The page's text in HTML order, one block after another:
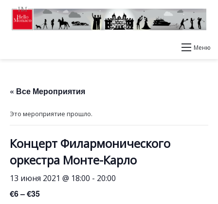
Меню
« Все Мероприятия
Это мероприятие прошло.
Концерт Филармонического
оркестра Монте-Карло
13 июня 2021 @ 18:00 - 20:00
€6 – €35